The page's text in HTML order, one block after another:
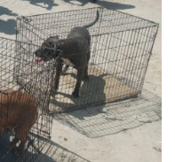
de ellos ya fue
ex
"cártel
de subregistrador
fraude
falsos, detalló."Hay
maneja el cártel